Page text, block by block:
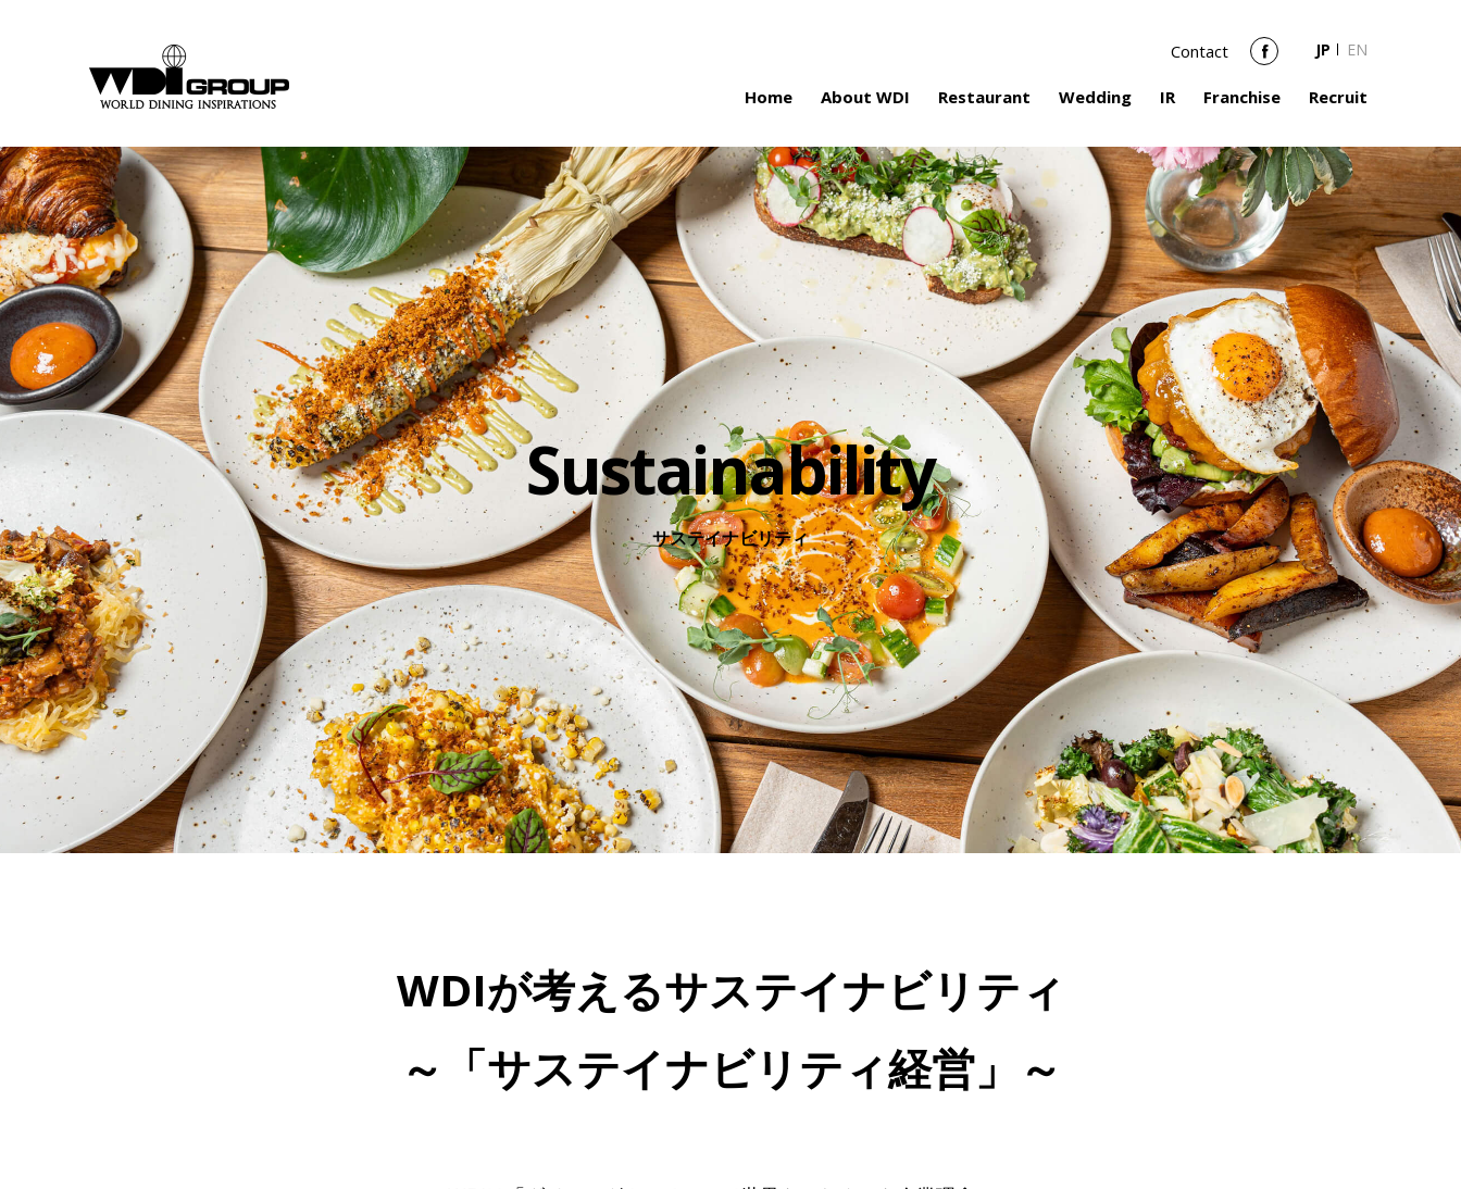
Home About WDI Restaurant Wedding IR Franchise Recruit
Contact Facebook
JP EN
Sustainability
サステイナビリティ
WDIが考えるサステイナビリティ
～「サステイナビリティ経営」～